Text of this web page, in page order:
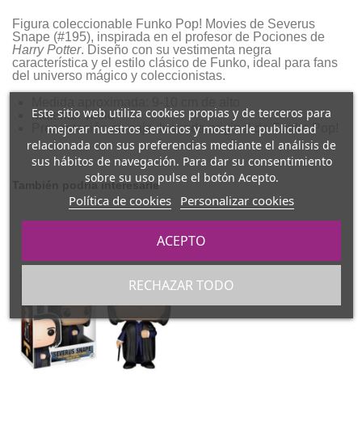
Figura coleccionable Funko Pop! Movies de Severus
Snape (#195), inspirada en el profesor de Pociones de
Harry Potter. Diseño con su vestimenta negra
característica y el estilo clásico de Funko, ideal para fans
del universo mágico y coleccionistas.
Material: vinilo
Presentación en caja ilustrada original de Funko Pop!
También podría interesarle
Este sitio web utiliza cookies propias y de terceros para
mejorar nuestros servicios y mostrarle publicidad
relacionada con sus preferencias mediante el análisis de
sus hábitos de navegación. Para dar su consentimiento
sobre su uso pulse el botón Acepto.
Política de cookies Personalizar cookies
RECHAZAR TODO
ACEPTO